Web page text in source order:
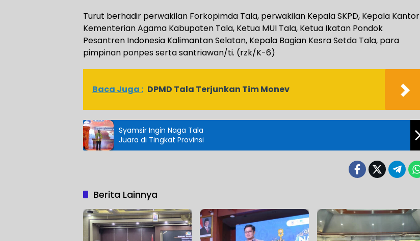
Turut berhadir perwakilan Forkopimda Tala, perwakilan Kepala SKPD, Kepala Kantor
Kementerian Agama Kabupaten Tala, Ketua MUI Tala, Ketua Ikatan Pondok
Pesantren Indonesia Kalimantan Selatan, Kepala Bagian Kesra Setda Tala, para
pimpinan ponpes serta santriawan/ti. (rzk/K-6)
Baca Juga : DPMD Tala Terjunkan Tim Monev
Syamsir Ingin Naga Tala
Juara di Tingkat Provinsi
Berita Lainnya